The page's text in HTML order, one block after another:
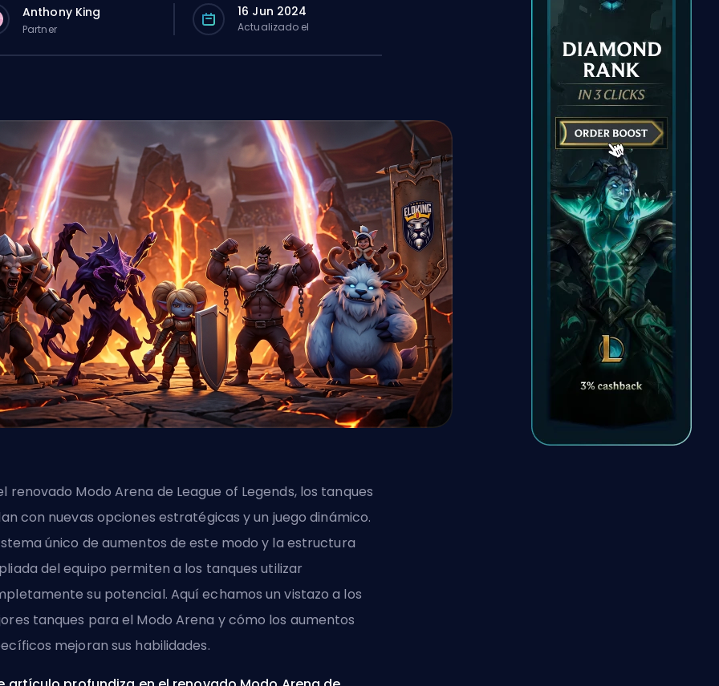
Anthony King
Partner
16 Jun 2024
Actualizado el
renovado Modo Arena de League of Legends, los tanques
con nuevas opciones estratégicas y un juego dinámico.
único de aumentos de este modo y la estructura
del equipo permiten a los tanques utilizar
su potencial. Aquí echamos un vistazo a los
tanques para el Modo Arena y cómo los aumentos
mejoran sus habilidades.